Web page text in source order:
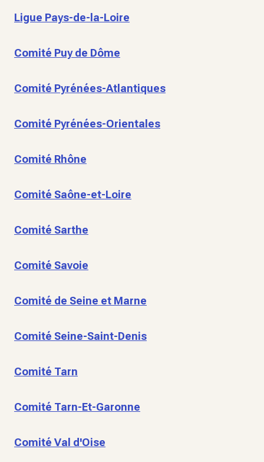
Ligue Pays-de-la-Loire
Comité Puy de Dôme
Comité Pyrénées-Atlantiques
Comité Pyrénées-Orientales
Comité Rhône
Comité Saône-et-Loire
Comité Sarthe
Comité Savoie
Comité de Seine et Marne
Comité Seine-Saint-Denis
Comité Tarn
Comité Tarn-Et-Garonne
Comité Val d'Oise